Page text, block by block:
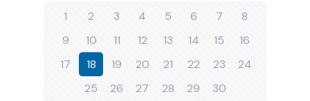
1 2 3 4 5 6 7
8
9
10 11 12 13 14 15
16
17
18 19 20 21 22 23
24
25
26 27 28 29 30